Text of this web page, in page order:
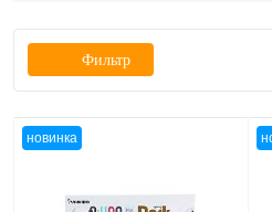
Фильтр
новинка